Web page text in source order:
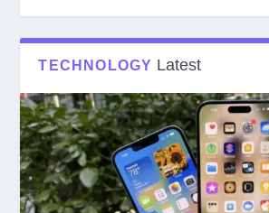
TECHNOLOGY Latest